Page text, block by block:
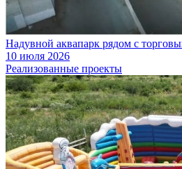
Надувной аквапарк рядом с
10 июля 2026
Реализованные проекты